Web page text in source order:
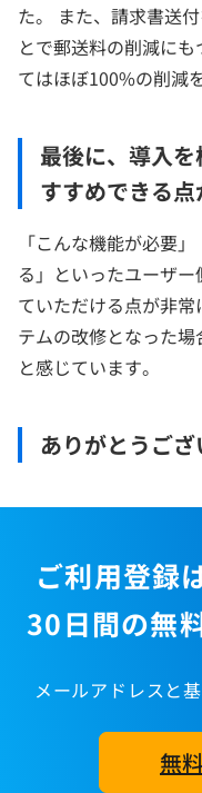
た。 また、請求書送
とで郵送料の削減に
てはほぼ100%の削減
最後に、導入
すすめできる点
「こんな機能が必要
る」といったユーザ
ていただける点が非
テムの改修となった
と感じています。
ありがとうござ
ご利用登録
30日間の無
メールアドレスと
無